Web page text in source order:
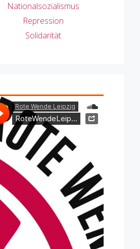
Nationalsozialismus
Repression
Solidarität